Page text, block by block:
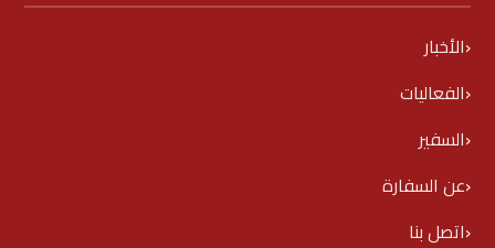
الأخبار
الفعاليات
السفير
عن السفارة
اتصل بنا